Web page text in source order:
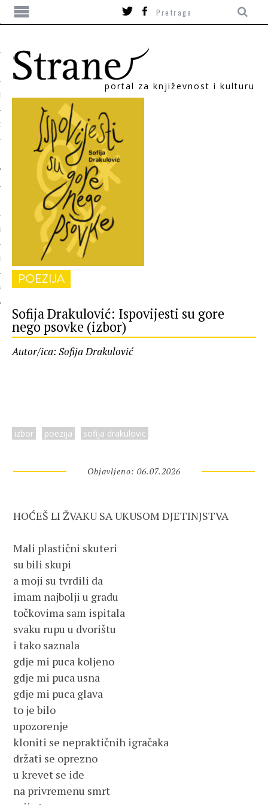
portal za književnost i kulturu
POEZIJA
Sofija Drakulović: Ispovijesti su gore
nego psovke (izbor)
Autor/ica: Sofija Drakulović
izbor poezija sofija drakulovic
Objavljeno: 06.07.2026
HOĆEŠ LI ŽVAKU SA UKUSOM DJETINJSTVA
Mali plastični skuteri
su bili skupi
a moji su tvrdili da
imam najbolji u gradu
točkovima sam ispitala
svaku rupu u dvorištu
i tako saznala
gdje mi puca koljeno
gdje mi puca usna
gdje mi puca glava
to je bilo
upozorenje
kloniti se nepraktičnih igračaka
držati se oprezno
u krevet se ide
na privremenu smrt